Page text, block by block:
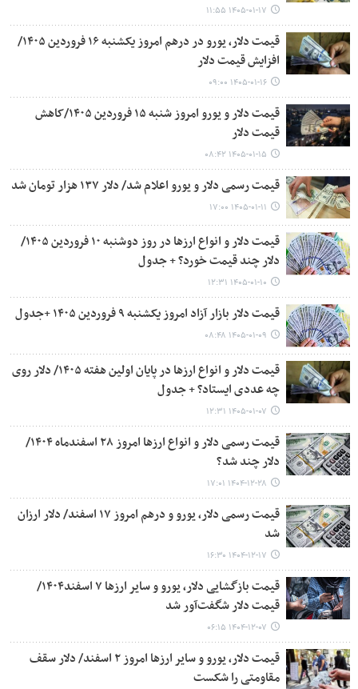
۱۴۰۵-۰۱-۱۷ ۱۱:۵۵
قیمت دلار، یورو در درهم امروز یکشنبه ۱۶ فروردین ۱۴۰۵/
افزایش قیمت دلار
۱۴۰۵-۰۱-۱۶ ۰۹:۰۰
قیمت دلار و یورو امروز شنبه ۱۵ فروردین ۱۴۰۵/کاهش
قیمت دلار
۱۴۰۵-۰۱-۱۵ ۰۸:۴۲
قیمت رسمی دلار و یورو اعلام شد/ دلار ۱۳۷ هزار تومان شد
۱۴۰۵-۰۱-۱۱ ۱۷:۰۰
قیمت دلار و انواع ارزها در روز دوشنبه ۱۰ فروردین ۱۴۰۵/
دلار چند قیمت خورد؟ + جدول
۱۴۰۵-۰۱-۱۰ ۱۲:۳۱
قیمت دلار بازار آزاد امروز یکشنبه ۹ فروردین ۱۴۰۵ +جدول
۱۴۰۵-۰۱-۰۹ ۰۸:۴۸
قیمت دلار و انواع ارزها در پایان اولین هفته ۱۴۰۵/ دلار روی
چه عددی ایستاد؟ + جدول
۱۴۰۵-۰۱-۰۷ ۱۲:۳۱
قیمت رسمی دلار و انواع ارزها امروز ۲۸ اسفندماه ۱۴۰۴/
دلار چند شد؟
۱۴۰۴-۱۲-۲۸ ۱۷:۰۱
قیمت رسمی دلار، یورو و درهم امروز ۱۷ اسفند/ دلار ارزان
شد
۱۴۰۴-۱۲-۱۷ ۱۶:۳۰
قیمت بازگشایی دلار، یورو و سایر ارزها ۷ اسفند۱۴۰۴/
قیمت دلار شگفت‌آور شد
۱۴۰۴-۱۲-۰۷ ۰۶:۱۵
قیمت دلار، یورو و سایر ارزها امروز ۲ اسفند/ دلار سقف
مقاومتی را شکست